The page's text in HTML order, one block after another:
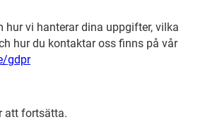
hur vi hanterar dina uppgifter, vilka
hur du kontaktar oss finns på vår
gdpr
att fortsätta.